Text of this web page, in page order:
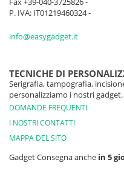
P. IVA: IT01219460324 -
info@easygadget.it
TECNICHE DI
Serigrafia, tampografia,
personalizziamo i nostri gadget.
DOMANDE FREQUENTI
I NOSTRI CONTATTI
MAPPA DEL SITO
Gadget Consegna anche in 5